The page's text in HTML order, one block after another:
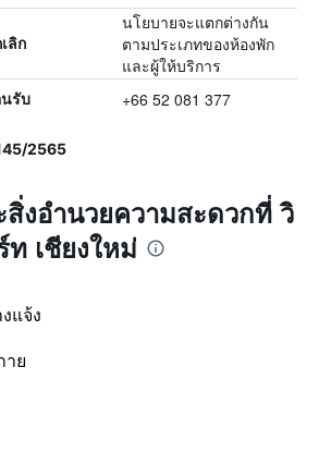
ลิก
นโยบายจะแตกต่างกัน
ตามประเภทของห้องพัก
และผู้ให้บริการ
รับ +66 52 081 377
2565
งอำนวยความสะดวกที่ วิ
เชียงใหม่
แจ้ง
ย